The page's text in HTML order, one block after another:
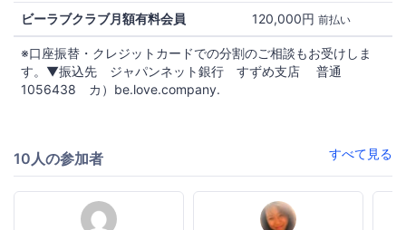
ビーラブクラブ月額有料会員 120,000円 前払い
※口座振替・クレジットカードでの分割のご相談もお受けしま
す。▼振込先 ジャパンネット銀行 すずめ支店 普通
1056438 カ）be.love.company.
10人の参加者 すべて見る